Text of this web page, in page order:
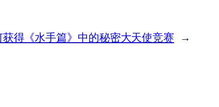
获得《水手篇》中的秘密大天使竞赛 →